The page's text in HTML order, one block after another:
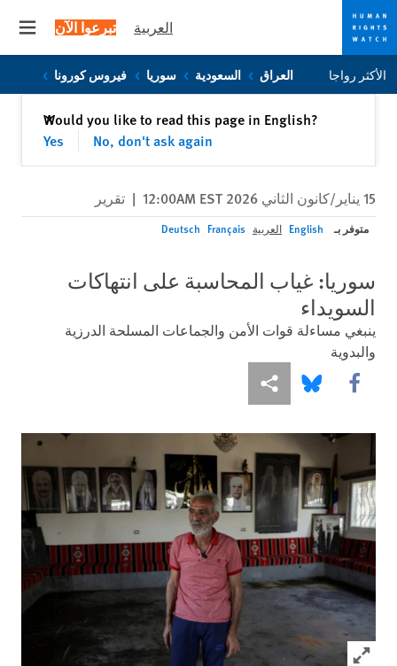
Skip
to
Skip
to
العربية تبرعوا الآن
الأكثر رواجا العراق السعودية سوريا فيروس كورونا
Would you like to read this page in English?
Yes
No, don't ask again
✕إغلاق
15 يناير/كانون الثاني 2026 12:00AM EST | تقرير
متوفر بـ English العربية Français
Deutsch
سوريا: غياب المحاسبة على انتهاكات
السويداء
ينبغي مساءلة قوات الأمن والجماعات المسلحة الدرزية
والبدوية
Share this via Facebook
Share this via Bluesky
Share this via مشاركة
Click to expand Image